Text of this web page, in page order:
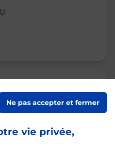
vie privée,
Ne pas accepter et fermer
09h30